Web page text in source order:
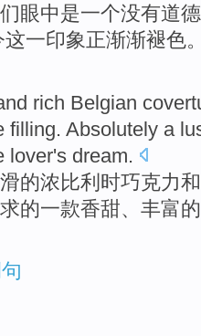
眼中是一个没有道
这一印象正渐渐褪色
rich Belgian
filling. Absolutely a
lover's dream.
的浓 比利时巧克力和
的一款香甜、 丰富